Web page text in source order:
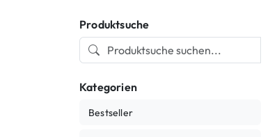
Produktsuche
Kategorien
Bestseller